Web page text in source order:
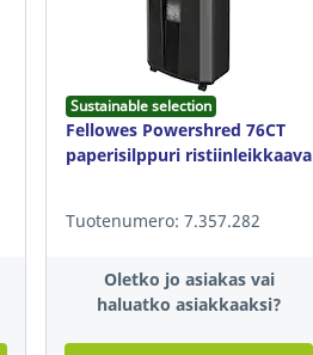
Sustainable selection
Fellowes Powershred 76CT
paperisilppuri ristiinleikkaava
Tuotenumero: 7.357.282
Oletko jo asiakas vai
haluatko asiakkaaksi?